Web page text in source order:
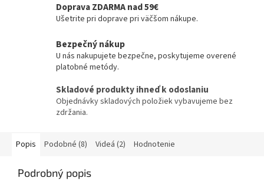
Doprava ZDARMA nad 59€
Ušetrite pri doprave pri väčšom nákupe.
Bezpečný nákup
U nás nakupujete bezpečne, poskytujeme overené
platobné metódy.
Skladové produkty ihneď k odoslaniu
Objednávky skladových položiek vybavujeme bez
zdržania.
Popis Podobné (8) Videá (2) Hodnotenie
Podrobný popis